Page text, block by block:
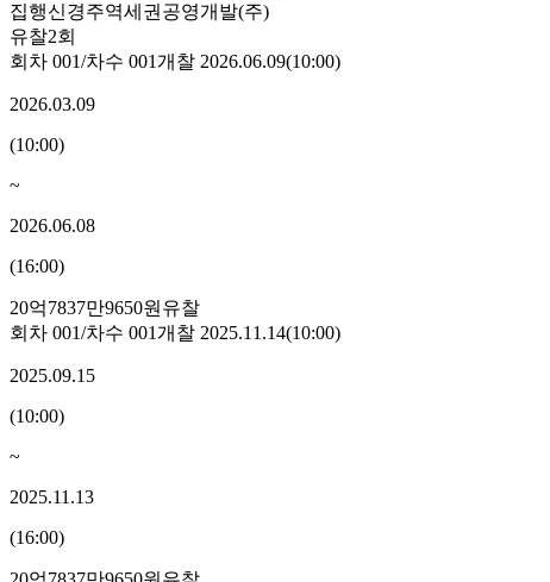
집행신경주역세권공영개발(주)
유찰2회
회차 001/차수 001개찰 2026.06.09(10:00)
2026.03.09
(10:00)
~
2026.06.08
(16:00)
20억7837만9650원 유찰
회차 001/차수 001개찰 2025.11.14(10:00)
2025.09.15
(10:00)
~
2025.11.13
(16:00)